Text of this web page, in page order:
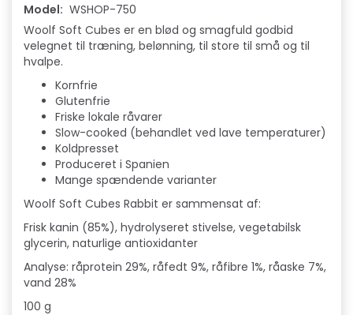
Model: WSHOP-750
Woolf Soft Cubes er en blød og smagfuld godbid
velegnet til træning, belønning, til store til små og til
hvalpe.
Kornfrie
Glutenfrie
Friske lokale råvarer
Slow-cooked (behandlet ved lave temperaturer)
Koldpresset
Produceret i Spanien
Mange spændende varianter
Woolf Soft Cubes Rabbit er sammensat af:
Frisk kanin (85%), hydrolyseret stivelse, vegetabilsk
glycerin, naturlige antioxidanter
Analyse: råprotein 29%, råfedt 9%, råfibre 1%, råaske 7%,
vand 28%
100 g